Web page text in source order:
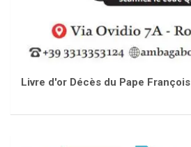
Livre d'or Décès du Pape François